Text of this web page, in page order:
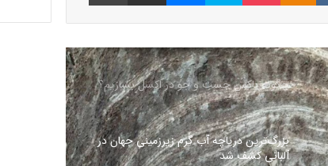
کم‌درآمد ارائه می‌شود
چگونه باکس جست و جو در اکسل بسازیم؟
بزرگ‌ترین دریاچه آب گرم زیرزمینی جهان در
آلبانی کشف شد